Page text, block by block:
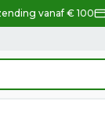
vanaf € 100